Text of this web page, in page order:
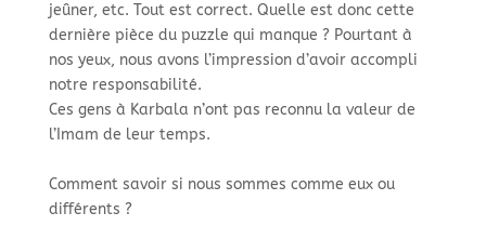
jeûner, etc. Tout est correct. Quelle est donc cette
dernière pièce du puzzle qui manque ? Pourtant à
nos yeux, nous avons l’impression d’avoir accompli
notre responsabilité. ​
Ces gens à Karbala n’ont pas reconnu la valeur de
l’Imam de leur temps.​
Comment savoir si nous sommes comme eux ou
différents ?​